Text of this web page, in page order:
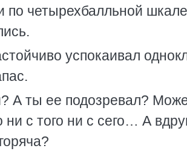
по четырехбалльной
успокаивал
А ты ее подозревал?
ни с того ни с сего… А